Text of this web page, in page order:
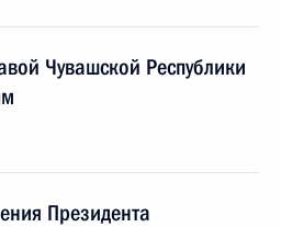
Чувашской Республики
Президента